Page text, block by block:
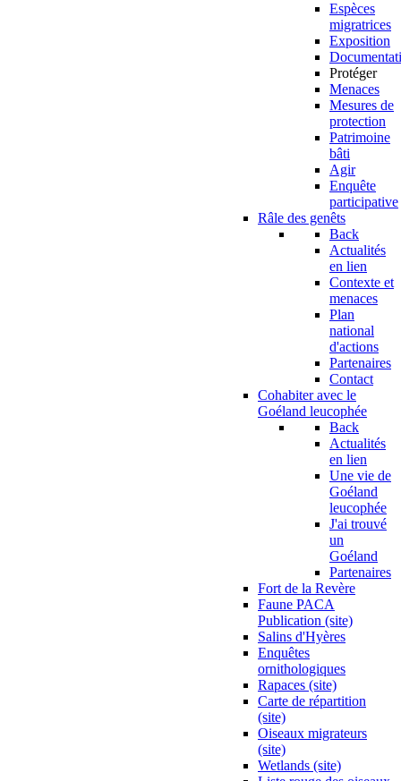
Espèces
migratrices
Exposition
Protéger
Menaces
Mesures de
protection
Patrimoine
bâti
Agir
Enquête
participative
Râle des genêts
Back
Actualités
en lien
Contexte et
menaces
Plan
national
d'actions
Partenaires
Contact
Cohabiter avec le
Goéland leucophée
Back
Actualités
en lien
Une vie de
Goéland
leucophée
J'ai trouvé
un
Goéland
Partenaires
Fort de la Revère
Faune PACA
Publication (site)
Salins d'Hyères
Enquêtes
ornithologiques
Rapaces (site)
Carte de répartition
(site)
Oiseaux migrateurs
(site)
Wetlands (site)